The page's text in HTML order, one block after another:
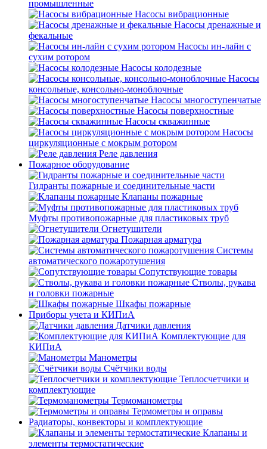
промышленные
Насосы вибрационные
Насосы дренажные и
фекальные
Насосы ин-лайн с
сухим ротором
Насосы колодезные
Насосы
консольные, консольно-моноблочные
Насосы многоступенчатые
Насосы поверхностные
Насосы скважинные
Насосы
циркуляционные с мокрым ротором
Реле давления
Пожарное оборудование
Гидранты пожарные и соединительные части
Клапаны пожарные
Муфты противопожарные для пластиковых труб
Огнетушители
Пожарная арматура
Системы
автоматического пожаротушения
Сопутствующие товары
Стволы, рукава
и головки пожарные
Шкафы пожарные
Приборы учета и КИПиА
Датчики давления
Комплектующие для
КИПиА
Манометры
Счётчики воды
Теплосчетчики и
комплектующие
Термоманометры
Термометры и оправы
Радиаторы, конвекторы и комплектующие
Клапаны и
элементы термостатические